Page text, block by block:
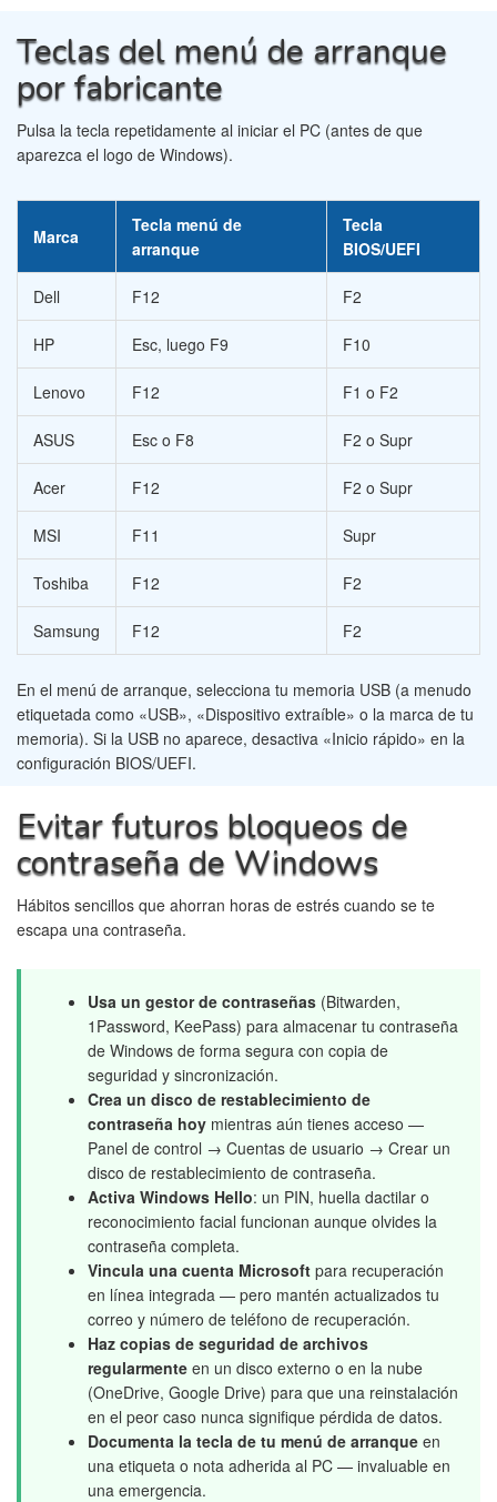
Teclas del menú de arranque
por fabricante
Pulsa la tecla repetidamente al iniciar el PC (antes de que
aparezca el logo de Windows).
Marca
Tecla menú de
arranque
Tecla
BIOS/UEFI
Dell F12 F2
HP Esc, luego F9 F10
Lenovo F12 F1 o F2
ASUS Esc o F8 F2 o Supr
Acer F12 F2 o Supr
MSI F11 Supr
Toshiba F12 F2
Samsung F12 F2
En el menú de arranque, selecciona tu memoria USB (a menudo
etiquetada como «USB», «Dispositivo extraíble» o la marca de tu
memoria). Si la USB no aparece, desactiva «Inicio rápido» en la
configuración BIOS/UEFI.
Evitar futuros bloqueos de
contraseña de Windows
Hábitos sencillos que ahorran horas de estrés cuando se te
escapa una contraseña.
Usa un gestor de contraseñas (Bitwarden,
1Password, KeePass) para almacenar tu contraseña
de Windows de forma segura con copia de
seguridad y sincronización.
Crea un disco de restablecimiento de
contraseña hoy mientras aún tienes acceso —
Panel de control → Cuentas de usuario → Crear un
disco de restablecimiento de contraseña.
Activa Windows Hello: un PIN, huella dactilar o
reconocimiento facial funcionan aunque olvides la
contraseña completa.
Vincula una cuenta Microsoft para recuperación
en línea integrada — pero mantén actualizados tu
correo y número de teléfono de recuperación.
Haz copias de seguridad de archivos
regularmente en un disco externo o en la nube
(OneDrive, Google Drive) para que una reinstalación
en el peor caso nunca signifique pérdida de datos.
Documenta la tecla de tu menú de arranque en
una etiqueta o nota adherida al PC — invaluable en
una emergencia.